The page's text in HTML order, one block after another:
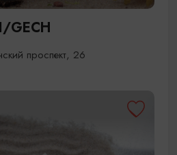
GECH
проспект, 26